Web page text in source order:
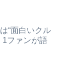
“面白いクル
1ファンが語